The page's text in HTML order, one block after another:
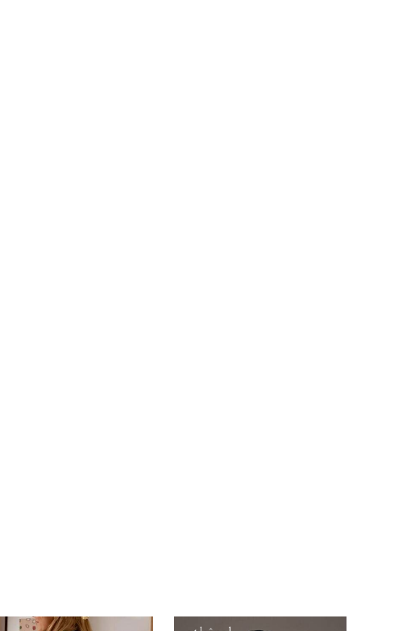
cm / 43 in, Color: Amarillo, Talla: S